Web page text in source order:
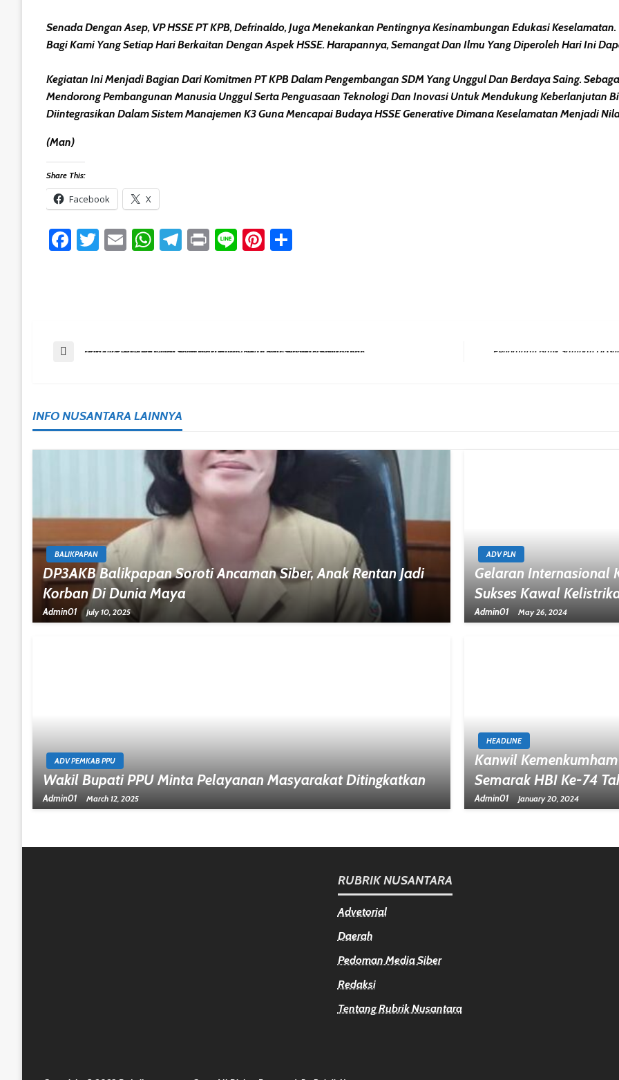
Senada Dengan Asep, VP HSSE PT KPB, Defrinaldo, Juga Menekankan Pentingnya Kesinambungan Edukasi
Bagi Kami Yang Setiap Hari Berkaitan Dengan Aspek HSSE. Harapannya, Semangat Dan Ilmu Yang Diperoleh Hari Ini
Kegiatan Ini Menjadi Bagian Dari Komitmen PT KPB Dalam Pengembangan SDM Yang Unggul Dan Berdaya Saing.
Mendorong Pembangunan Manusia Unggul Serta Penguasaan Teknologi Dan Inovasi Untuk Mendukung Keberlanjutan
Diintegrasikan Dalam Sistem Manajemen K3 Guna Mencapai Budaya HSSE Generative Dimana Keselamatan Menjadi
(man)
Share This:
Facebook X
Facebook
Twitter
EmailWhatsApp
Telegram
PrintLinePinterest
Post
Previous Post Dukung Pengembangan SDM Berkualitas Sejak Dini Sebagai Bagian Dari Asta Cita, PT KPB Gelar Sosialisasi HIV/AIDS Di SMA Negeri 8 Balikpapan
INFO NUSANTARA LAINNYA
BALIKPAPAN
DP3AKB Balikpapan Soroti Ancaman Siber, Anak Rentan Jadi
Korban Di Dunia Maya
Admin01 July 10, 2025
ADV PLN
Gelaran Internasional
Sukses Kawal
Admin01 May 26, 2024
ADV PEMKAB PPU
Wakil Bupati PPU Minta Pelayanan Masyarakat Ditingkatkan
Admin01 March 12, 2025
HEADLINE
Kanwil
Semarak HBI Ke-74
Admin01 January 20, 2024
RUBRIK NUSANTARA
Advetorial
Daerah
Pedoman Media Siber
Redaksi
Tentang Rubrik Nusantara